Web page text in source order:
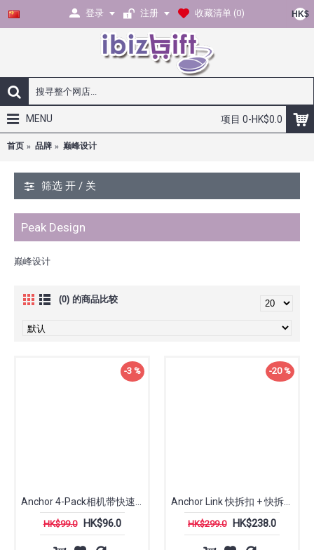
HK$
登录 注册 收藏清单 (0)
项目 0-HK$0.0
MENU
首页 品牌 巅峰设计
筛选 开 / 关
Peak Design
巅峰设计
(0) 的商品比较
-3 %
HK$99.0 HK$96.0
-20 %
HK$299.0 HK$238.0